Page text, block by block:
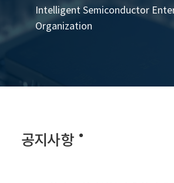
Intelligent Semiconductor
Organization
공지사항